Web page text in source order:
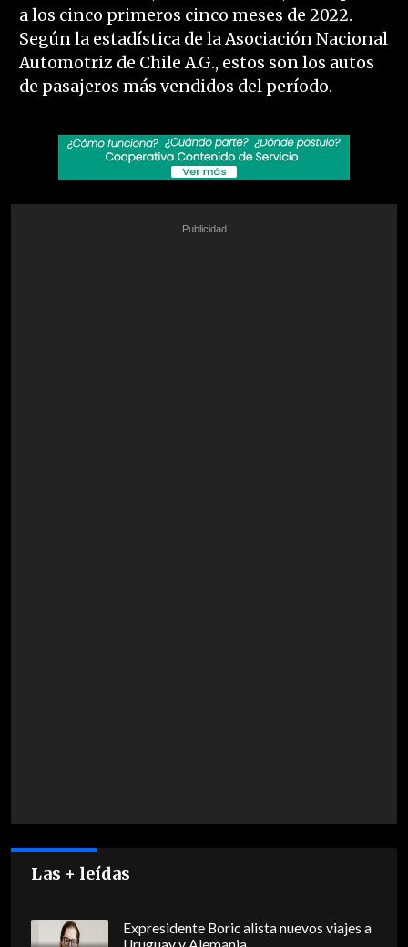
a los cinco primeros cinco meses de 2022.
Según la estadística de la Asociación Nacional
Automotriz de Chile A.G., estos son los autos
de pasajeros más vendidos del período.
Las + leídas
Expresidente Boric alista nuevos viajes a